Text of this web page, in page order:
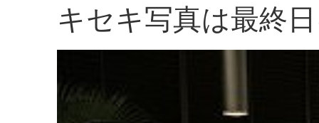
キセキ写真は最終